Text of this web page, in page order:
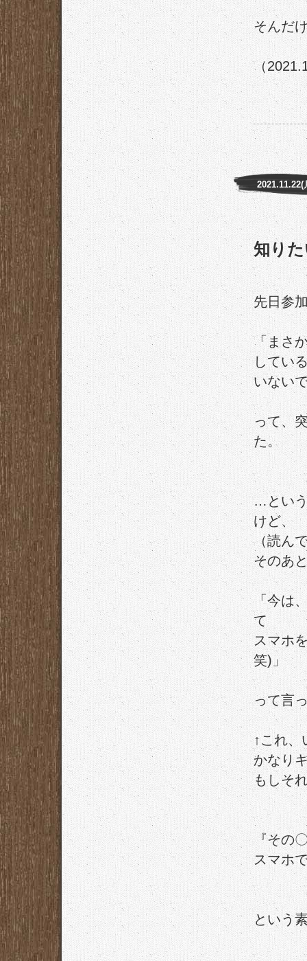
そんだ
（
2021.11.22(
知り
先日参
「まさ
してい
いない
って、
た。
…とい
けど、
（読ん
そのあ
「今は
て
スマホ
笑)」
って言
↑これ、
かなり
もしそ
『その
スマホ
という